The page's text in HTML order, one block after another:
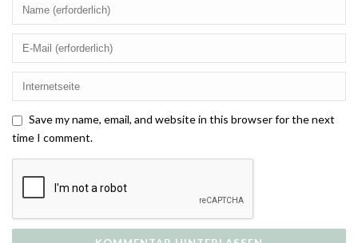
Save my name, email, and website in this browser for the next
time I comment.